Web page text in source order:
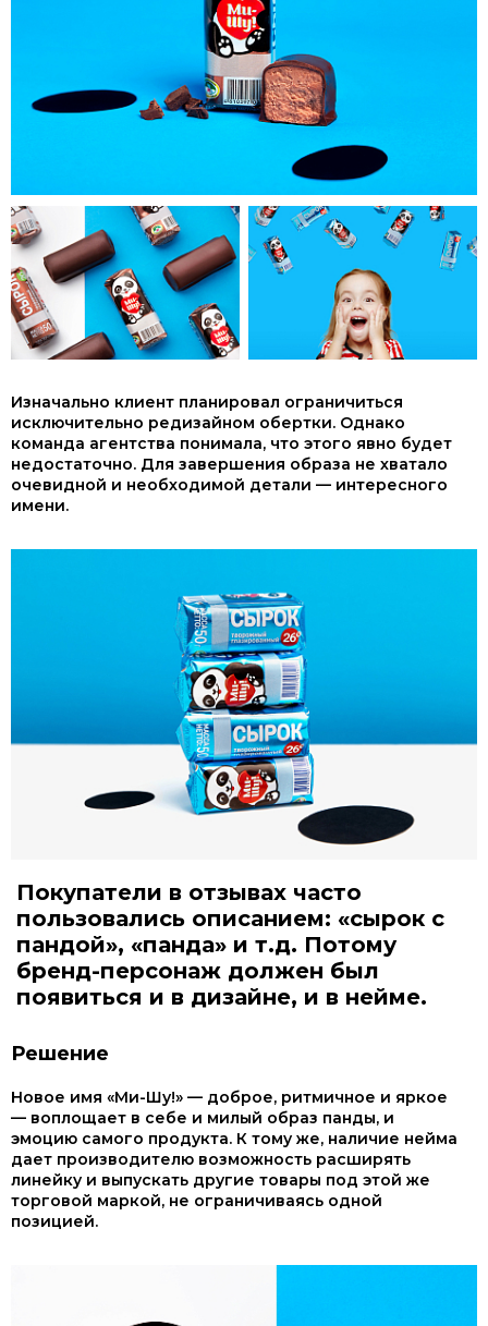
Изначально клиент планировал ограничиться
исключительно редизайном обертки. Однако
команда агентства понимала, что этого явно будет
недостаточно. Для завершения образа не хватало
очевидной и необходимой детали — интересного
имени.
Покупатели в отзывах часто
пользовались описанием: «сырок с
пандой», «панда» и т.д. Потому
бренд-персонаж должен был
появиться и в дизайне, и в нейме.
Решение
Новое имя «Ми-Шу!» — доброе, ритмичное и яркое
— воплощает в себе и милый образ панды, и
эмоцию самого продукта. К тому же, наличие нейма
дает производителю возможность расширять
линейку и выпускать другие товары под этой же
торговой маркой, не ограничиваясь одной
позицией.